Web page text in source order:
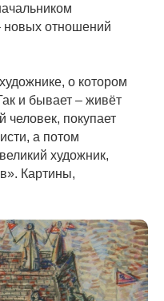
новых отношений
о котором
и бывает – живёт
покупает
а потом
художник,
Картины,